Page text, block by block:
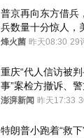
普京再向东方借兵
兵数量十分惊人，
朝要动真格？
烽火菌 昨天08:30 29
重庆“代人信访被
事”案检方撤诉、
案，两被告人获国
澎湃新闻 昨天17:33
特朗普小跑着“救